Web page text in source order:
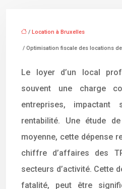
/ Location à Bruxelles
/ Optimisation fiscale des locations
Le loyer d’un local
souvent une charge
entreprises, impactant
rentabilité. Une étude de
moyenne, cette dépense
chiffre d’affaires des
secteurs d’activité. Cette
fatalité, peut être